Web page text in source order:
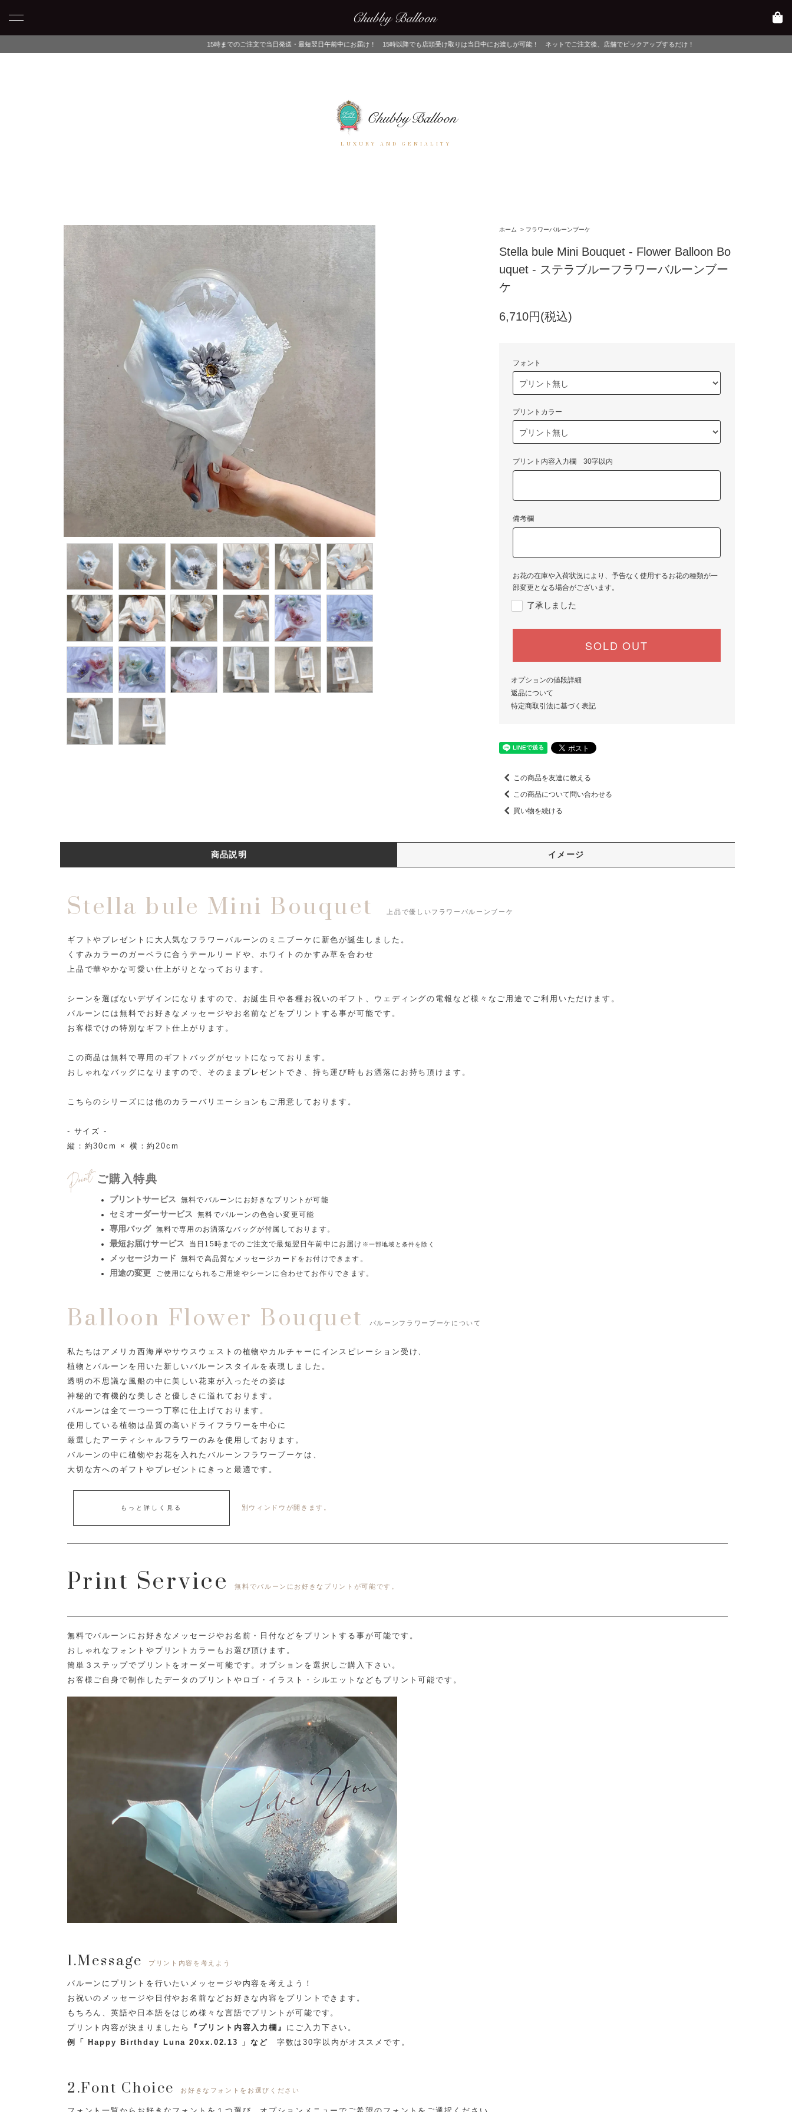
15時までのご注文で当日発送・最短翌日午前中にお届け！ 15時以降でも店頭受け取りは当日中にお渡しが可能！ ネットでご注文後、店舗でピックアップするだけ！
LUXURY AND GENIALITY
ホーム > フラワーバルーンブーケ
Stella bule Mini Bouquet - Flower Balloon Bo
uquet - ステラブルーフラワーバルーンブー
ケ
6,710円(税込)
フォント
プリントカラー
プリント内容入力欄 30字以内
備考欄
お花の在庫や入荷状況により、予告なく使用するお花の種類が一
部変更となる場合がございます。
了承しました
SOLD OUT
オプションの値段詳細
返品について
特定商取引法に基づく表記
この商品を友達に教える
この商品について問い合わせる
買い物を続ける
商品説明 イメージ
Stella bule Mini Bouquet 上品で優しいフラワーバルーンブーケ
ギフトやプレゼントに大人気なフラワーバルーンのミニブーケに新色が誕生しました。
くすみカラーのガーベラに合うテールリードや、ホワイトのかすみ草を合わせ
上品で華やかな可愛い仕上がりとなっております。
シーンを選ばないデザインになりますので、お誕生日や各種お祝いのギフト、ウェディングの電報など様々なご用途でご利用いただけます。
バルーンには無料でお好きなメッセージやお名前などをプリントする事が可能です。
お客様でけの特別なギフト仕上がります。
この商品は無料で専用のギフトバッグがセットになっております。
おしゃれなバッグになりますので、そのままプレゼントでき、持ち運び時もお洒落にお持ち頂けます。
こちらのシリーズには他のカラーバリエーションもご用意しております。
- サイズ -
縦：約30cm × 横：約20cm
ご購入特典
プリントサービス 無料でバルーンにお好きなプリントが可能
セミオーダーサービス 無料でバルーンの色合い変更可能
専用バッグ 無料で専用のお洒落なバッグが付属しております。
最短お届けサービス 当日15時までのご注文で最短翌日午前中にお届け ※一部地域と条件を除く
メッセージカード 無料で高品質なメッセージカードをお付けできます。
用途の変更 ご使用になられるご用途やシーンに合わせてお作りできます。
Balloon Flower Bouquet バルーンフラワーブーケについて
私たちはアメリカ西海岸やサウスウェストの植物やカルチャーにインスピレーション受け、
植物とバルーンを用いた新しいバルーンスタイルを表現しました。
透明の不思議な風船の中に美しい花束が入ったその姿は
神秘的で有機的な美しさと優しさに溢れております。
バルーンは全て一つ一つ丁寧に仕上げております。
使用している植物は品質の高いドライフラワーを中心に
厳選したアーティシャルフラワーのみを使用しております。
バルーンの中に植物やお花を入れたバルーンフラワーブーケは、
大切な方へのギフトやプレゼントにきっと最適です。
もっと詳しく見る 別ウィンドウが開きます。
Print Service 無料でバルーンにお好きなプリントが可能です。
無料でバルーンにお好きなメッセージやお名前・日付などをプリントする事が可能です。
おしゃれなフォントやプリントカラーもお選び頂けます。
簡単３ステップでプリントをオーダー可能です。オプションを選択しご購入下さい。
お客様ご自身で制作したデータのプリントやロゴ・イラスト・シルエットなどもプリント可能です。
1.Message プリント内容を考えよう
バルーンにプリントを行いたいメッセージや内容を考えよう！
お祝いのメッセージや日付やお名前などお好きな内容をプリントできます。
もちろん、英語や日本語をはじめ様々な言語でプリントが可能です。
プリント内容が決まりましたら
『プリント内容入力欄』 にご入力下さい。
例「 Happy Birthday Luna 20xx.02.13 」など 字数は30字以内がオススメです。
2.Font Choice お好きなフォントをお選びください